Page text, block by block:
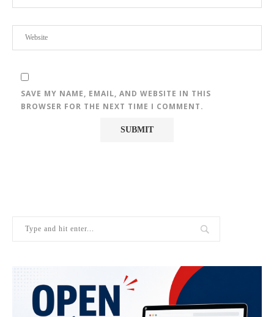
SAVE MY NAME, EMAIL, AND WEBSITE IN THIS
BROWSER FOR THE NEXT TIME I COMMENT.